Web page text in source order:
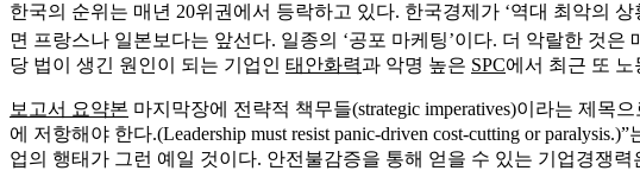
한국의 순위는 매년 20위권에서 등락하고 있다. 한국경제가 ‘역대 최악의 상
면 프랑스나 일본보다는 앞선다. 일종의 ‘공포 마케팅’이다. 더 악랄한 것
당 법이 생긴 원인이 되는 기업인 태안화력과 악명 높은 SPC에서 최근 또
보고서 요약본 마지막장에 전략적 책무들(strategic imperatives)이라는 제
에 저항해야 한다.(Leadership must resist panic-driven cost-cutting or
업의 행태가 그런 예일 것이다. 안전불감증을 통해 얻을 수 있는 기업경쟁